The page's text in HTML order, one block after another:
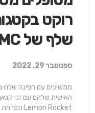
שלף של IMC
ספטמבר 29, 2022
ממשיכים עם הפינה שלנו
האישית שלהם עם זני
Lemon Rocket תפרחת קנאביס רפואי עתירת THC מסוג…